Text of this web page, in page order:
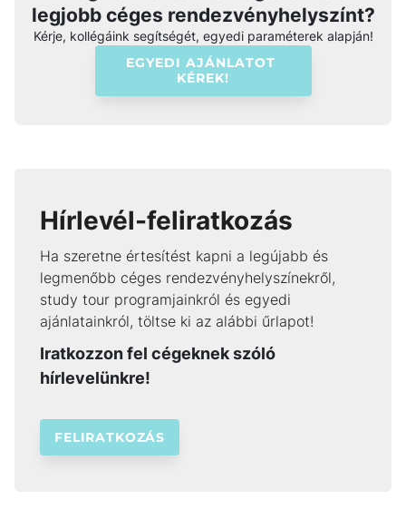
legjobb céges rendezvényhelyszínt?
Kérje, kollégáink segítségét, egyedi paraméterek alapján!
EGYEDI AJÁNLATOT
KÉREK!
Hírlevél-feliratkozás
Ha szeretne értesítést kapni a legújabb és
legmenőbb céges rendezvényhelyszínekről,
study tour programjainkról és egyedi
ajánlatainkról, töltse ki az alábbi űrlapot!
Iratkozzon fel cégeknek szóló
hírlevelünkre!
FELIRATKOZÁS